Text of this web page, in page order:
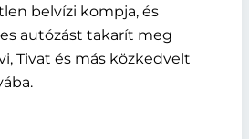
belvízi kompja, és
autózást takarít meg
Tivat és más közkedvelt